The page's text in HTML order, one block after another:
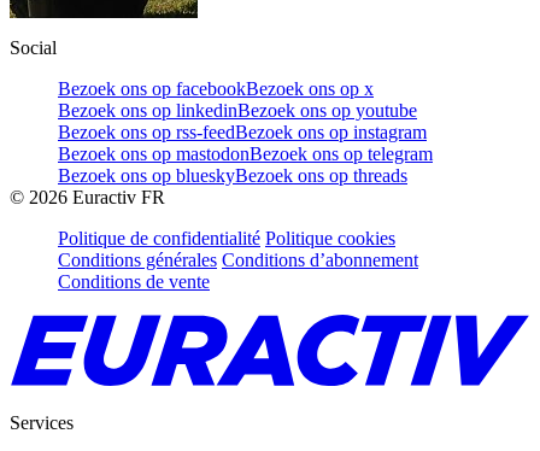
Social
Bezoek ons op facebookBezoek ons op x
Bezoek ons op linkedinBezoek ons op youtube
Bezoek ons op rss-feedBezoek ons op instagram
Bezoek ons op mastodonBezoek ons op telegram
Bezoek ons op blueskyBezoek ons op threads
© 2026 Euractiv FR
Politique de confidentialité Politique cookies
Conditions générales Conditions d’abonnement
Conditions de vente
Services